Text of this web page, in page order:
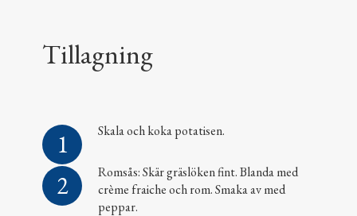
Tillagning
Skala och koka potatisen.
Romsås: Skär gräslöken fint. Blanda med
crème fraiche och rom. Smaka av med
peppar.